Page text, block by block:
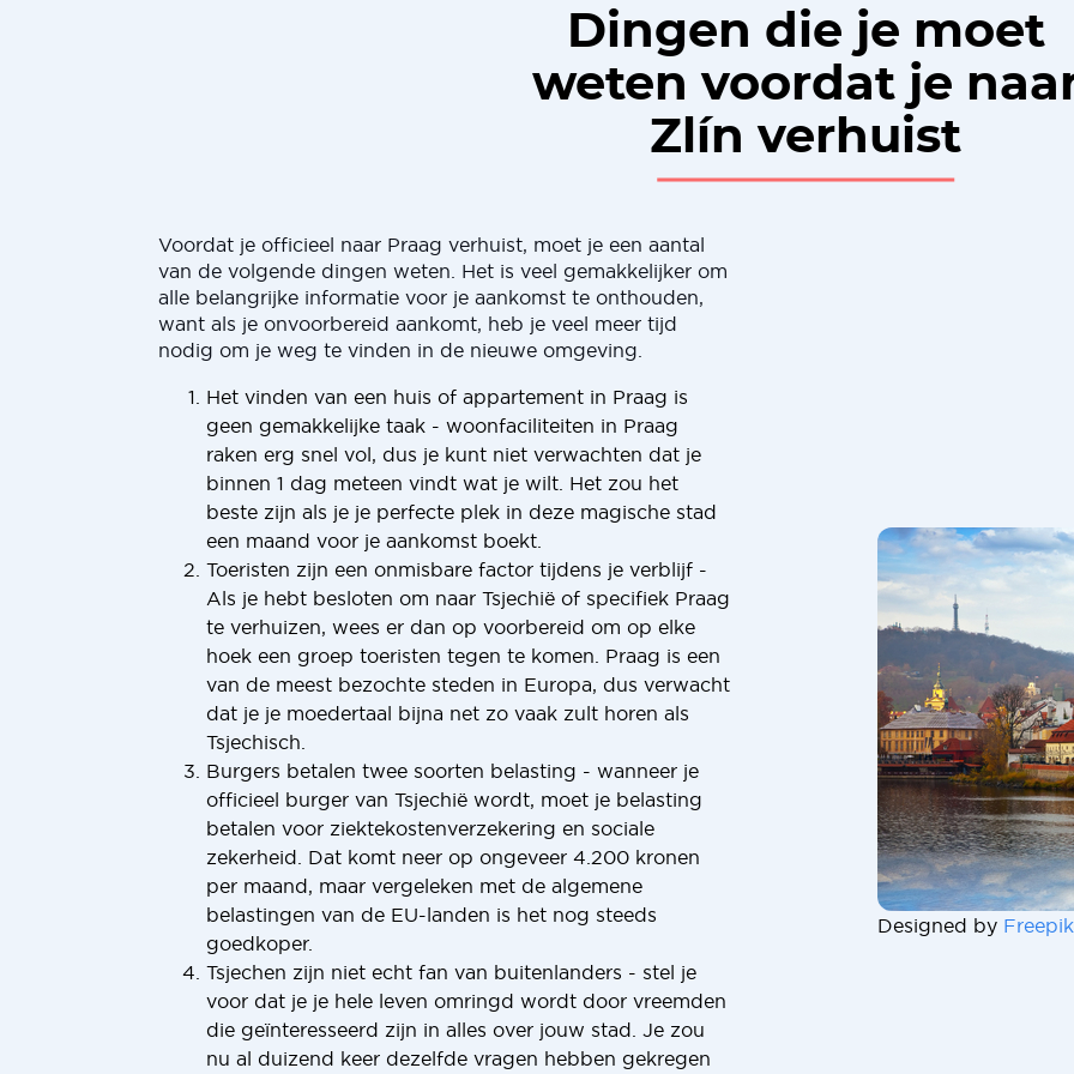
Dingen die je moet
weten voordat je
Zlín verhuist
Voordat je officieel naar Praag verhuist, moet je een aantal
van de volgende dingen weten. Het is veel gemakkelijker om
alle belangrijke informatie voor je aankomst te onthouden,
want als je onvoorbereid aankomt, heb je veel meer tijd
nodig om je weg te vinden in de nieuwe omgeving.
Het vinden van een huis of appartement in Praag is
geen gemakkelijke taak - woonfaciliteiten in Praag
raken erg snel vol, dus je kunt niet verwachten dat je
binnen 1 dag meteen vindt wat je wilt. Het zou het
beste zijn als je je perfecte plek in deze magische stad
een maand voor je aankomst boekt.
Toeristen zijn een onmisbare factor tijdens je verblijf -
Als je hebt besloten om naar Tsjechië of specifiek Praag
te verhuizen, wees er dan op voorbereid om op elke
hoek een groep toeristen tegen te komen. Praag is een
van de meest bezochte steden in Europa, dus verwacht
dat je je moedertaal bijna net zo vaak zult horen als
Tsjechisch.
Burgers betalen twee soorten belasting - wanneer je
officieel burger van Tsjechië wordt, moet je belasting
betalen voor ziektekostenverzekering en sociale
zekerheid. Dat komt neer op ongeveer 4.200 kronen
per maand, maar vergeleken met de algemene
belastingen van de EU-landen is het nog steeds
goedkoper.
Tsjechen zijn niet echt fan van buitenlanders - stel je
voor dat je je hele leven omringd wordt door vreemden
die geïnteresseerd zijn in alles over jouw stad. Je zou
nu al duizend keer dezelfde vragen hebben gekregen
Designed by